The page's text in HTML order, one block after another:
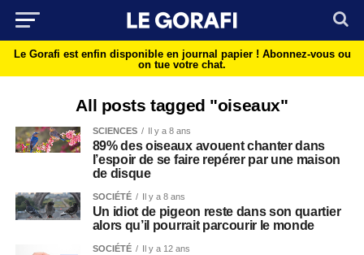
Le Gorafi est enfin disponible en journal papier ! Abonnez-vous ou
on tue votre chat.
All posts tagged "oiseaux"
SCIENCES Il y a 8 ans
89% des oiseaux avouent chanter dans
l’espoir de se faire repérer par une maison
de disque
SOCIÉTÉ Il y a 8 ans
Un idiot de pigeon reste dans son quartier
alors qu’il pourrait parcourir le monde
SOCIÉTÉ Il y a 12 ans